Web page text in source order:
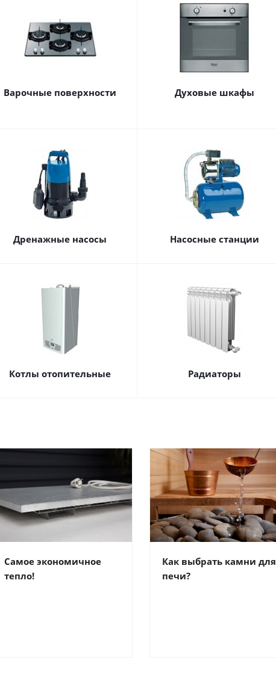
Варочные поверхности Духовые шкафы
Дренажные насосы Насосные станции
Котлы отопительные Радиаторы
Самое экономичное
тепло!
Как выбрать камни для
печи?